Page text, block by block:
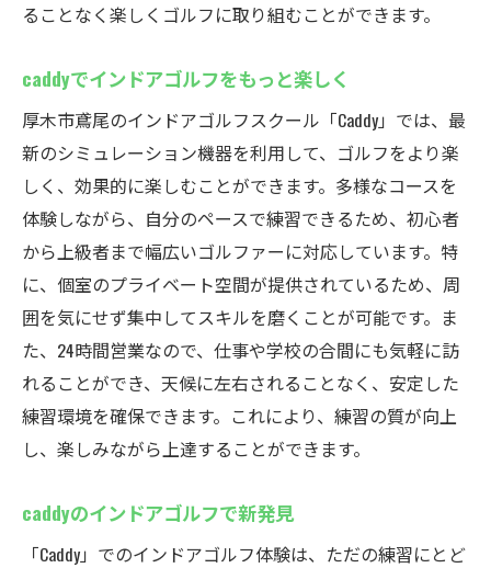
ることなく楽しくゴルフに取り組むことができます。
caddyでインドアゴルフをもっと楽しく
厚木市鳶尾のインドアゴルフスクール「Caddy」では、最
新のシミュレーション機器を利用して、ゴルフをより楽
しく、効果的に楽しむことができます。多様なコースを
体験しながら、自分のペースで練習できるため、初心者
から上級者まで幅広いゴルファーに対応しています。特
に、個室のプライベート空間が提供されているため、周
囲を気にせず集中してスキルを磨くことが可能です。ま
た、24時間営業なので、仕事や学校の合間にも気軽に訪
れることができ、天候に左右されることなく、安定した
練習環境を確保できます。これにより、練習の質が向上
し、楽しみながら上達することができます。
caddyのインドアゴルフで新発見
「Caddy」でのインドアゴルフ体験は、ただの練習にとど